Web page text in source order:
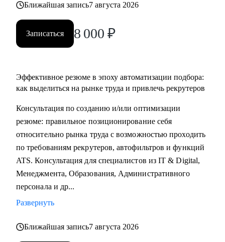
Компьютерное зрение,
- Digital (маркетологи, дизайнеры, исследователи,
редакторы, smm)
- Education Tech (Педагогические дизайнеры, методологи)
Про мой опыт:
Операционным директором после годового перерыва от
full-time занятости.
• Трижды проходила переквалификацию, имею высшее
медицинское образование, опыт в сфере информационной
безопасности (Wallarm), Edtech (Geekbrains, Яндекс
Практикум, QA Guru) и высшего образования (Сколтех).
• Регулярно прохожу обучение на коротких курсах, чтобы
глубже разбираться в профессиях, по которым
Ближайшая запись7 августа 2026
Записаться 8 000 ₽
Эффективное резюме в эпоху автоматизации подбора:
как выделиться на рынке труда и привлечь рекрутеров
Консультация по созданию и/или оптимизации
резюме: правильное позиционирование себя
относительно рынка труда с возможностью проходить
по требованиям рекрутеров, автофильтров и функций
ATS. Консультация для специалистов из IT & Digital,
Менеджмента, Образования, Административного
персонала и др...
Развернуть
Ближайшая запись7 августа 2026